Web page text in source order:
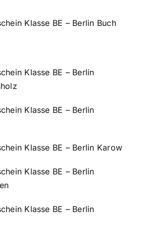
Klasse BE – Berlin Buch
Klasse BE – Berlin
Klasse BE – Berlin
Klasse BE – Berlin Karow
Klasse BE – Berlin
Klasse BE – Berlin